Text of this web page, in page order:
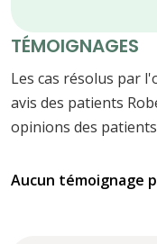
TÉMOIGNAGES
Les cas résolus par
avis des patients
opinions des patients
Aucun témoignage